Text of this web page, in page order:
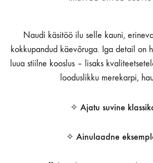
Naudi käsitöö ilu selle kauni,
kokkupandud käevõruga. Iga detail on
luua stiilne kooslus – lisaks
looduslikku merekarpi,
✧ Ajatu suvine
✧ Ainulaadne